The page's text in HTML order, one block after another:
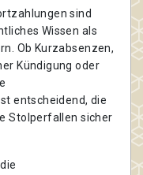
sind
Wissen als
Ob Kurzabsenzen,
Kündigung oder
entscheidend, die
Stolperfallen sicher